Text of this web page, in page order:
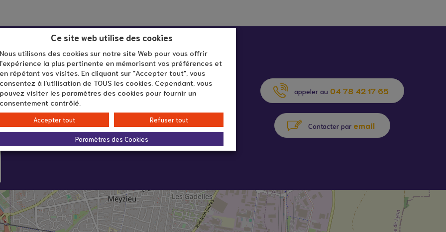
Infos pratiques :
Pôle Seniors de Meyzieu
30 rue Louis Saulnier
69330 Meyzieu
appeler au 04 78 42 17 65
Contacter par email
Ce site web utilise des cookies
Nous utilisons des cookies sur notre site Web pour vous offrir
l'expérience la plus pertinente en mémorisant vos préférences et
en répétant vos visites. En cliquant sur "Accepter tout", vous
consentez à l'utilisation de TOUS les cookies. Cependant, vous
pouvez visiter les paramètres des cookies pour fournir un
consentement contrôlé.
Accepter tout Refuser tout
Paramètres des Cookies